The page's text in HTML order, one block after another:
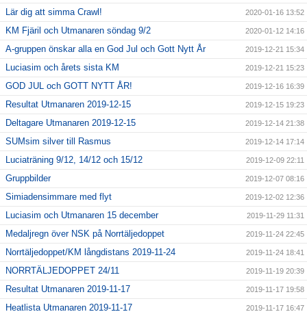
Lär dig att simma Crawl! 2020-01-16 13:52
KM Fjäril och Utmanaren söndag 9/2 2020-01-12 14:16
A-gruppen önskar alla en God Jul och Gott Nytt År 2019-12-21 15:34
Luciasim och årets sista KM 2019-12-21 15:23
GOD JUL och GOTT NYTT ÅR! 2019-12-16 16:39
Resultat Utmanaren 2019-12-15 2019-12-15 19:23
Deltagare Utmanaren 2019-12-15 2019-12-14 21:38
SUMsim silver till Rasmus 2019-12-14 17:14
Luciaträning 9/12, 14/12 och 15/12 2019-12-09 22:11
Gruppbilder 2019-12-07 08:16
Simiadensimmare med flyt 2019-12-02 12:36
Luciasim och Utmanaren 15 december 2019-11-29 11:31
Medaljregn över NSK på Norrtäljedoppet 2019-11-24 22:45
Norrtäljedoppet/KM långdistans 2019-11-24 2019-11-24 18:41
NORRTÄLJEDOPPET 24/11 2019-11-19 20:39
Resultat Utmanaren 2019-11-17 2019-11-17 19:58
Heatlista Utmanaren 2019-11-17 2019-11-17 16:47